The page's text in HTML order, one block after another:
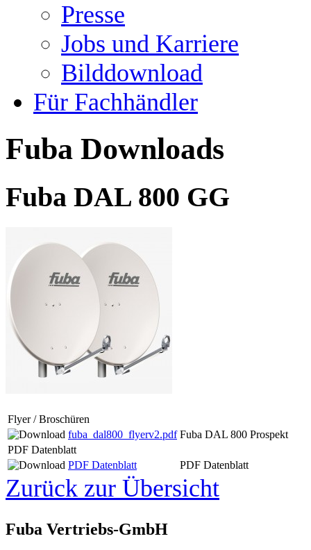
Presse
Jobs und Karriere
Bilddownload
Für Fachhändler
Fuba Downloads
Fuba DAL 800 GG
Flyer / Broschüren
fuba_dal800_flyerv2.pdf Fuba DAL 800 Prospekt
PDF Datenblatt
PDF Datenblatt
PDF Datenblatt
Zurück zur Übersicht
Fuba Vertriebs-GmbH